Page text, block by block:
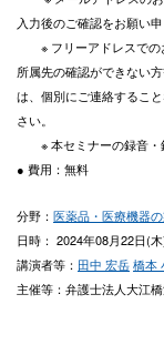
入力後のご確認をお願い申
※ フリーアドレスでの
所属先の確認ができない
は、個別にご連絡するこ
さい。
※ 本セミナーの録音・
● 費用：無料
分野： 医薬品・医療機器
日時： 2024年08月22日(
講演者等： 田中 宏岳橋本
主催等：弁護士法人大江